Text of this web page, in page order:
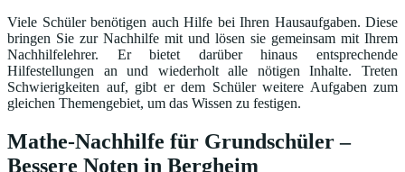
Viele Schüler benötigen auch Hilfe bei Ihren Hausaufgaben. Diese
bringen Sie zur Nachhilfe mit und lösen sie gemeinsam mit Ihrem
Nachhilfelehrer. Er bietet darüber hinaus entsprechende
Hilfestellungen an und wiederholt alle nötigen Inhalte. Treten
Schwierigkeiten auf, gibt er dem Schüler weitere Aufgaben zum
gleichen Themengebiet, um das Wissen zu festigen.
Mathe-Nachhilfe für Grundschüler –
Bessere Noten in Bergheim